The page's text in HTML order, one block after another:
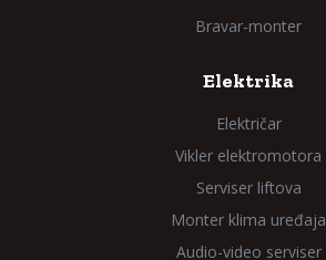
Bravar-monter
Elektrika
Električar
Vikler elektromotora
Serviser liftova
Monter klima uređaja
Audio-video serviser